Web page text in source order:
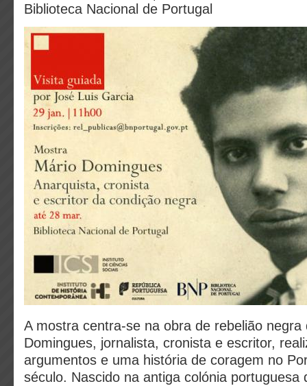
Biblioteca Nacional de Portugal
A mostra centra-se na obra de rebelião negra
Domingues, jornalista, cronista e escritor,
argumentos e uma história de coragem no
século. Nascido na antiga colónia portuguesa